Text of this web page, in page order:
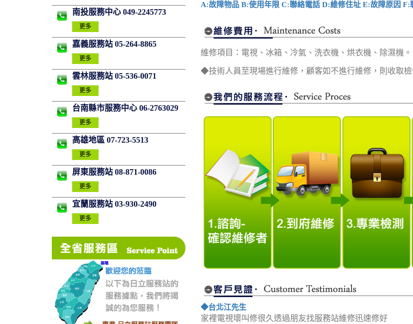
南投服務中心 049-2245773
更多
嘉義服務站 05-264-8865
更多
雲林服務站 05-536-0071
更多
台南縣市服務中心 06-2763029
更多
高雄地區 07-723-5513
更多
屏東服務站 08-871-0086
更多
宜蘭服務站 03-930-2490
更多
A:故障物品 B:使用年限 C:聯絡電話 D:維修住址 E:故障原因 F:
維修項目：電視、冰箱、冷氣、洗衣機、烘衣機、除濕機。
◆技術人員至現場進行維修，顧客如不進行維修，則收取檢
◆台北江先生
家裡電視壞叫修很久透過朋友找服務站維修迅速修好